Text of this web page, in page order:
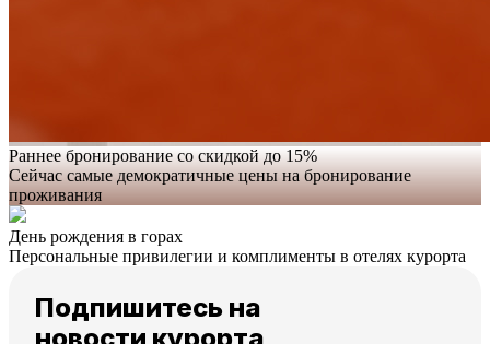
Раннее бронирование со скидкой до 15%
Сейчас самые демократичные цены на бронирование
проживания
День рождения в горах
Персональные привилегии и комплименты в отелях курорта
Подпишитесь на